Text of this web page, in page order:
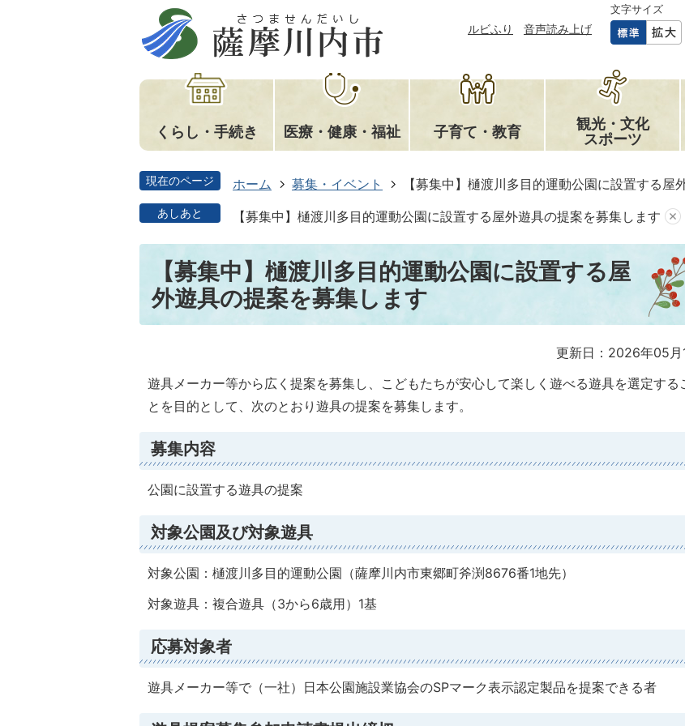
ルビふり 音声読み上げ
文字サイズ
くらし・手続き 医療・健康・福祉 子育て・教育
観光・文化
スポーツ
現在のページ ホーム 募集・イベント 【募集中】樋渡川多目的運動公園に設置する屋
あしあと 【募集中】樋渡川多目的運動公園に設置する屋外遊具の提案を募集します
【募集中】樋渡川多目的運動公園に設置する屋
外遊具の提案を募集します
更新日：2026年05月
遊具メーカー等から広く提案を募集し、こどもたちが安心して楽しく遊べる遊具を選定する
とを目的として、次のとおり遊具の提案を募集します。
募集内容
公園に設置する遊具の提案
対象公園及び対象遊具
対象公園：樋渡川多目的運動公園（薩摩川内市東郷町斧渕8676番1地先）
対象遊具：複合遊具（3から6歳用）1基
応募対象者
遊具メーカー等で（一社）日本公園施設業協会のSPマーク表示認定製品を提案できる者